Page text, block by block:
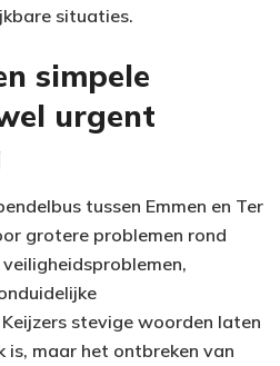
situaties.
simpele
urgent
tussen Emmen en Ter
grotere problemen rond
stevige woorden laten
is, maar het ontbreken van